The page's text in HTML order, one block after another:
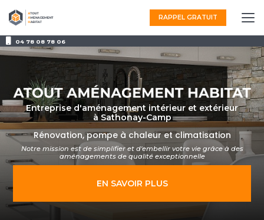
au
contenu
principal
04 78 08 78 06
RAPPEL GRATUIT
Entreprise d'aménagement intérieur et extérieur
à Sathonay-Camp
Rénovation, pompe à chaleur et climatisation
Notre mission est de simplifier et d'embellir votre vie grâce à des
aménagementsde qualité exceptionnelle
EN SAVOIR PLUS